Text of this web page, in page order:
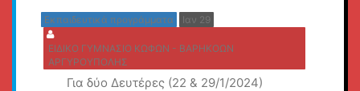
Εκπαιδευτικά προγράμματα Ιαν 29
ΕΙΔΙΚΟ ΓΥΜΝΑΣΙΟ ΚΩΦΩΝ - ΒΑΡΗΚΟΩΝ
ΑΡΓΥΡΟΥΠΟΛΗΣ
Για δύο Δευτέρες (22 & 29/1/2024)